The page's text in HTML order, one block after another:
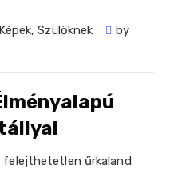
Képek,Szülőknek
by
felejthetetlen űrkaland